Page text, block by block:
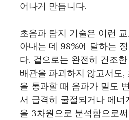
어나게 만듭니다.
초음파 탐지 기술은 이런
아내는 데 98%에 달하는
다. 겉으로는 완전히 건조
배관을 파괴하지 않고서도,
을 통과할 때 음파가 밀도
서 급격히 굴절되거나 에너
을 3차원으로 분석함으로